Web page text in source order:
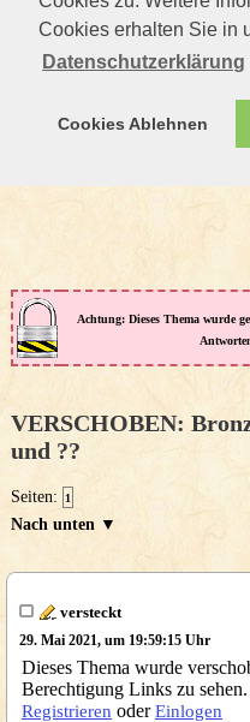
Cookies erhalten Sie in
Datenschutzerklärung
Cookies Ablehnen
Achtung: Dieses Thema wurde
VERSCHOBEN:
und ??
Seiten: 1
Nach unten ▼
versteckt
29. Mai 2021, um 19:59:15 Uhr
Dieses Thema wurde
Berechtigung Links zu sehen.
Registrieren oderEinlogen